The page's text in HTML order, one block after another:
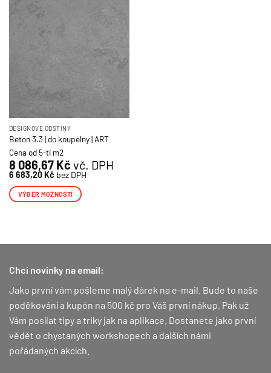
variant.
Možnosti
produktu
DESIGNOVÉ ODSTÍNY
Beton 3.3 | do koupelny | ART
Cena od 5-ti m2
8 086,67 Kč vč. DPH
6 683,20Kč bez DPH
VÝBĚR MOŽNOSTÍ
více
Možnosti
vybrat
na
stránce
produktu
Chci novinky na email:
Jako první vám pošleme malý dárek na e-mail. Bude to naše
poděkování a kupón na 500 kč pro Váš první nákup. Pak už
Vám posílat tipy a triky jak na aplikace. Dostanete jako první
vědět o chystaných workshopech a dalších námi
pořádaných akcích.